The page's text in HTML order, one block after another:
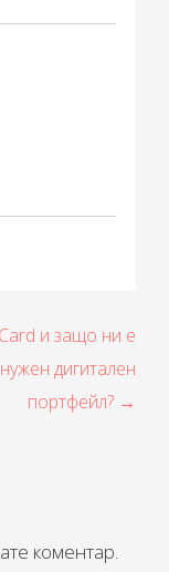
и защо ни е
нужен дигитален
портфейл? →
коментар.